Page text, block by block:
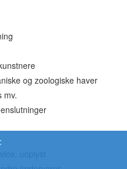
og zoologiske haver
mv.
uoplyst